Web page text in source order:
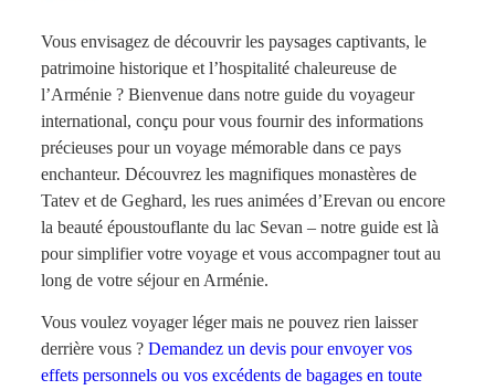
Vous envisagez de découvrir les paysages captivants, le
patrimoine historique et l’hospitalité chaleureuse de
l’Arménie ? Bienvenue dans notre guide du voyageur
international, conçu pour vous fournir des informations
précieuses pour un voyage mémorable dans ce pays
enchanteur. Découvrez les magnifiques monastères de
Tatev et de Geghard, les rues animées d’Erevan ou encore
la beauté époustouflante du lac Sevan – notre guide est là
pour simplifier votre voyage et vous accompagner tout au
long de votre séjour en Arménie.
Vous voulez voyager léger mais ne pouvez rien laisser
derrière vous ?Demandez un devis pour envoyer vos
effets personnels ou vos excédents de bagages en toute